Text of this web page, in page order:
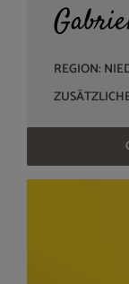
REGION: